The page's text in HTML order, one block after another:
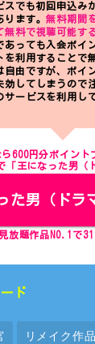
スでも初回申込み
ります。無料期間
無料で視聴可能す
あっても入会ポイ
を利用することで
自由ですが、ポイ
効してしまうので
サービスを利用し
ら600円分ポイント
で「王になった男（
た男（ドラ
見放題作品NO.1で
ド
リメイク作品